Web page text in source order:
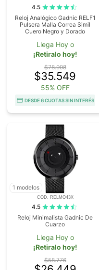
4.5
Reloj Analógico Gadnic RELF1
Pulsera Malla Correa Simil
Cuero Negro y Dorado
Llega Hoy o
¡Retiralo hoy!
$78.998
$35.549
55% OFF
DESDE 6 CUOTAS SIN INTERÉS
1 modelos
COD. RELMO43X
4.5
Reloj Minimalista Gadnic De
Cuarzo
Llega Hoy o
¡Retiralo hoy!
$58.776